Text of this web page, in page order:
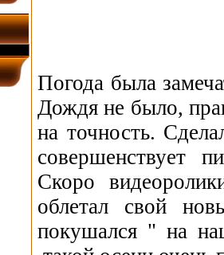
Погода была
Дождя не было,
на точность.
совершенствует
Скоро
облетал свой
покушался " на